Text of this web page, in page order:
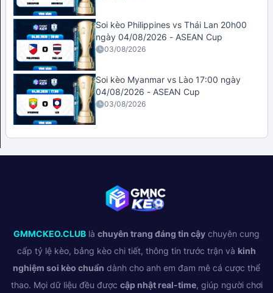
Soi kèo Philippines vs Thái Lan 20h00
ngày 04/08/2026 - ASEAN Cup
03/08/2026
Soi kèo Myanmar vs Lào 17:00 ngày
04/08/2026 - ASEAN Cup
03/08/2026
GMMCKEO.CLUB là chuyên trang đáng tin cậy chuyên cung
cấp tỷ lệ kèo, bảng kèo chi tiết, thông tin trước trận và kinh
nghiệm soi kèo chuẩn dành cho anh em đam mê cá cược thể
thao. Mọi dữ liệu đều được cập nhật real-time, giúp người chơi